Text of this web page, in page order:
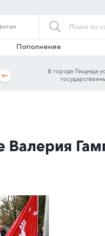
Пополнение
В городе Пицунда
Валерия